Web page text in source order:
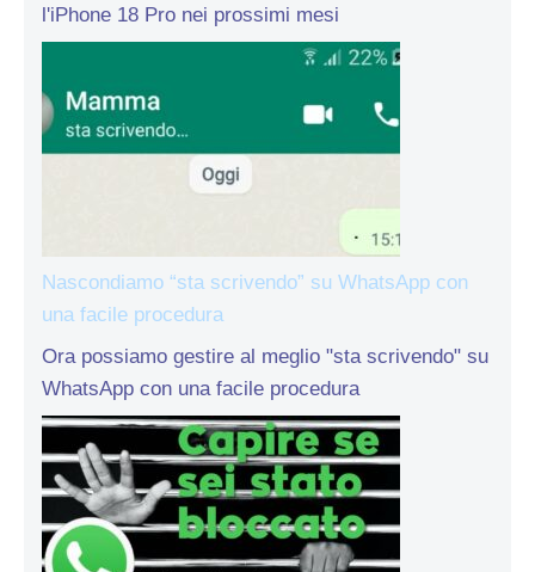
l'iPhone 18 Pro nei prossimi mesi
Nascondiamo “sta scrivendo” su WhatsApp con
una facile procedura
Ora possiamo gestire al meglio "sta scrivendo" su
WhatsApp con una facile procedura